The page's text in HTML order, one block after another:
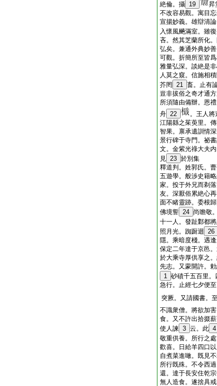
絶倫。攝 19
昇
不改容易觀。寓目
宣揚妙義。雄辯清
入懷風飈滿室。雖
吝。然其芝蘭所化
弘矣。兼通外典妙
可觀。折簡所至皆
雅量弘深。談絶是
人莫之窺。信施相
芥罔
21 畜。止有
豈非拔俗之奇才通
所須隨由備辦。恩
舟 22
。王人
江陽縣之茱萸里。
智果。禀承遺訓情
景行碑于寺門。祕
文。金紫光祿大夫
見 23 於別集
釋道判。姓郭氏。
五遊學。般渉史籍
家。投于外兄而剃
友。深厭俗累絶心
面不睹靈跡。委根
佛境誓 24 尚瞻敬
十一人。發趾鄴都
照月光。踟蹰迴 26
隱。乘暗度棧。遇
保定二年達于京邑
於大乘寺厚供享之
先志。又蒙開許。
1 砂磧千五百里
急行。止經七夕便
突厥。又請國書。
不識衆僧。將欲加
食。又不許出拾掇
使人諫 3 云。此 4
敬重供養。所行之
歡喜。日給羊四口
自煮菜進噉。既見
所行既殊。不令西
還。達于長安住乾
無人造食。遂捨具